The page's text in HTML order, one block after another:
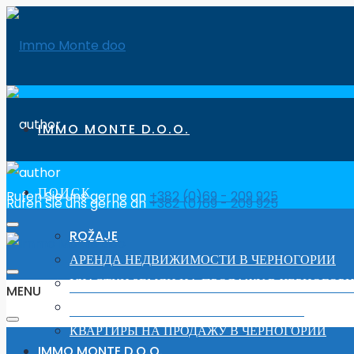
Rufen Sie uns gerne an+382 (0)69 - 209 925
IMMO MONTE D.O.O.
ПОИСК
ROŽAJE
АРЕНДА НЕДВИЖИМОСТИ В ЧЕРНОГОРИИ
УЧАСТКИ ЗЕМЛИ НА ПРОДАЖУ В
КВАРТИРЫ НА ПРОДАЖУ В ЧЕРНОГОРИИ
Rufen Sie uns gerne an +382 (0)69 - 209 925
MENU